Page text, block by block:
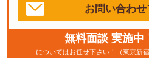
お問い合わ
無料面談 実施中
についてはお任せ下さい！（東京新